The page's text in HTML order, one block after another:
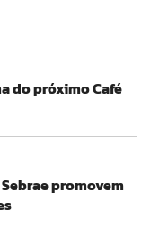
do próximo Café
promovem